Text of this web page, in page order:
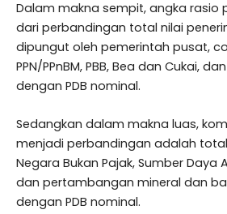
Dalam makna sempit, angka rasio
dari perbandingan total nilai
dipungut oleh pemerintah pusat,
PPN/PPnBM, PBB, Bea dan Cukai,
dengan PDB nominal.
Sedangkan dalam makna luas,
menjadi perbandingan adalah
Negara Bukan Pajak, Sumber Daya
dan pertambangan mineral dan
dengan PDB nominal.